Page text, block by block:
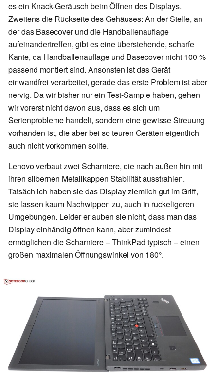
es ein Knack-Geräusch beim Öffnen des Displays.
Zweitens die Rückseite des Gehäuses: An der Stelle, an
der das Basecover und die Handballenauflage
aufeinandertreffen, gibt es eine überstehende, scharfe
Kante, da Handballenauflage und Basecover nicht 100 %
passend montiert sind. Ansonsten ist das Gerät
einwandfrei verarbeitet, gerade das erste Problem ist aber
nervig. Da wir bisher nur ein Test-Sample haben, gehen
wir vorerst nicht davon aus, dass es sich um
Serienprobleme handelt, sondern eine gewisse Streuung
vorhanden ist, die aber bei so teuren Geräten eigentlich
auch nicht vorkommen sollte.
Lenovo verbaut zwei Scharniere, die nach außen hin mit
ihren silbernen Metallkappen Stabilität ausstrahlen.
Tatsächlich haben sie das Display ziemlich gut im Griff,
sie lassen kaum Nachwippen zu, auch in ruckeligeren
Umgebungen. Leider erlauben sie nicht, dass man das
Display einhändig öffnen kann, aber zumindest
ermöglichen die Scharniere – ThinkPad typisch – einen
großen maximalen Öffnungswinkel von 180°.